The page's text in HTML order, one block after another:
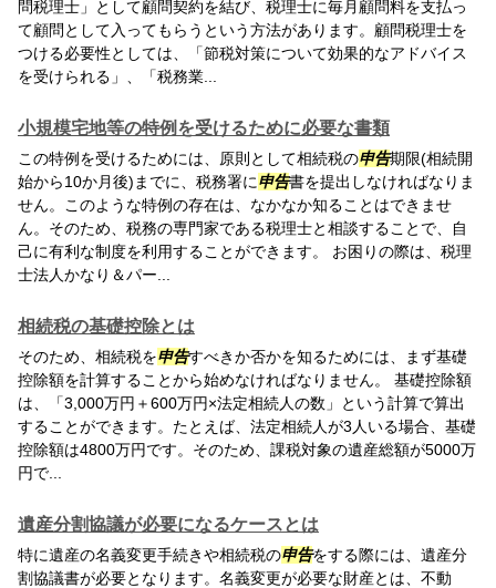
問税理士」として顧問契約を結び、税理士に毎月顧問料を支払っ
て顧問として入ってもらうという方法があります。顧問税理士を
つける必要性としては、「節税対策について効果的なアドバイス
を受けられる」、「税務業...
小規模宅地等の特例を受けるために必要な書類
この特例を受けるためには、原則として相続税の申告期限(相続開
始から10か月後)までに、税務署に申告書を提出しなければなりま
せん。このような特例の存在は、なかなか知ることはできませ
ん。そのため、税務の専門家である税理士と相談することで、自
己に有利な制度を利用することができます。 お困りの際は、税理
士法人かなり＆パー...
相続税の基礎控除とは
そのため、相続税を申告すべきか否かを知るためには、まず基礎
控除額を計算することから始めなければなりません。 基礎控除額
は、「3,000万円＋600万円×法定相続人の数」という計算で算出
することができます。たとえば、法定相続人が3人いる場合、基礎
控除額は4800万円です。そのため、課税対象の遺産総額が5000万
円で...
遺産分割協議が必要になるケースとは
特に遺産の名義変更手続きや相続税の申告をする際には、遺産分
割協議書が必要となります。名義変更が必要な財産とは、不動